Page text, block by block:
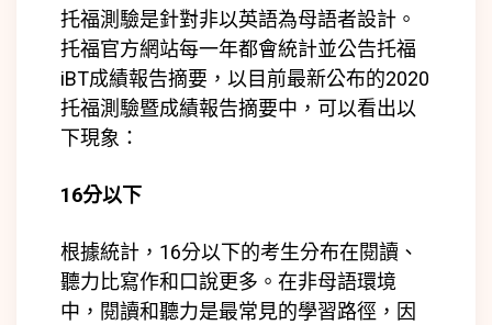
托福測驗是針對非以英語為母語者設計。
托福官方網站每一年都會統計並公告托福
iBT成績報告摘要，以目前最新公布的2020
托福測驗暨成績報告摘要中，可以看出以
下現象：
16分以下
根據統計，16分以下的考生分布在閱讀、
聽力比寫作和口說更多。在非母語環境
中，閱讀和聽力是最常見的學習路徑，因